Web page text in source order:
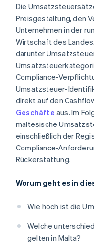
Die
Preisgestaltung, den
Unternehmen in der
Wirtschaft des
darunter
Compliance-
Umsatzsteuer-
direkt auf den
Geschäfte aus. Im
maltesische
einschließlich der
Compliance-
Rückerstattung.
Worum geht es in
Wie hoch ist die
Welche
gelten in Malta?